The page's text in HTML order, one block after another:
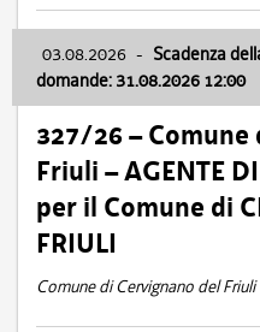
03.08.2026 - Scadenza
domande: 31.08.2026 12:00
327/26 –
Friuli – AGENTE
per il Comune di
FRIULI
Comune di Cervignano del Friuli